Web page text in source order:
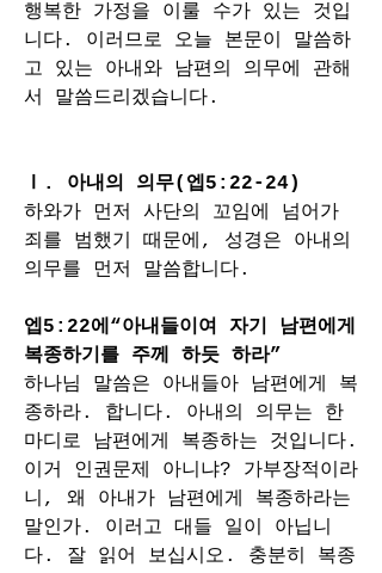
행복한 가정을 이룰 수가 있는 것입
니다. 이러므로 오늘 본문이 말씀하
고 있는 아내와 남편의 의무에 관해
서 말씀드리겠습니다.
Ⅰ. 아내의 의무(엡5:22-24)
하와가 먼저 사단의 꼬임에 넘어가
죄를 범했기 때문에, 성경은 아내의
의무를 먼저 말씀합니다.
엡5:22에“아내들이여 자기 남편에게
복종하기를 주께 하듯 하라”
하나님 말씀은 아내들아 남편에게 복
종하라. 합니다. 아내의 의무는 한
마디로 남편에게 복종하는 것입니다.
이거 인권문제 아니냐? 가부장적이라
니, 왜 아내가 남편에게 복종하라는
말인가. 이러고 대들 일이 아닙니
다. 잘 읽어 보십시오. 충분히 복종